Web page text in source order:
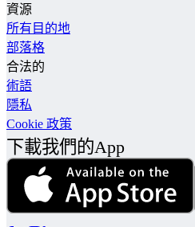
資源
所有目的地
部落格
合法的
術語
隱私
Cookie 政策
下載我們的App